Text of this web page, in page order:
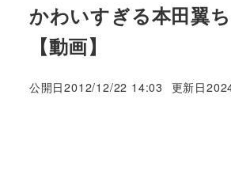
かわいすぎる本田翼
【動画】
公開日2012/12/22 14:03 更新日